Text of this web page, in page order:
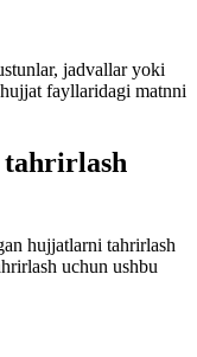
jadvallar yoki
fayllaridagi matnni
hujjatlarni tahrirlash
uchun ushbu